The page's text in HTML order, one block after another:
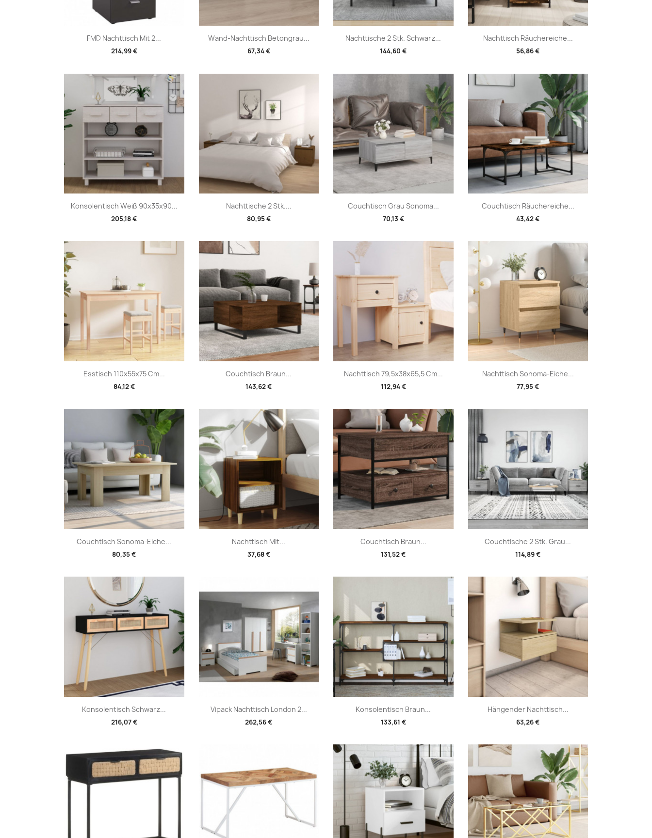
FMD Nachttisch Mit 2...
214,99 €
Vorschau Wand-Nachttisch Betongrau...
67,34 €
Vorschau Nachttische 2 Stk. Schwarz...
144,60 €
Vorschau Nachttisch Räuchereiche...
56,86 €
Vorschau
Konsolentisch Weiß 90x35x90...
205,18 €
Vorschau Nachttische 2 Stk....
80,95 €
Vorschau Couchtisch Grau Sonoma...
70,13 €
Vorschau Couchtisch Räuchereiche...
43,42 €
Vorschau
Esstisch 110x55x75 Cm...
84,12 €
 Vorschau Couchtisch Braun...
143,62 €
Vorschau Nachttisch 79,5x38x65,5 Cm...
112,94 €
Vorschau Nachttisch Sonoma-Eiche...
77,95 €
Vorschau
Couchtisch Sonoma-Eiche...
80,35 €
Vorschau Nachttisch Mit...
37,68 €
Vorschau Couchtisch Braun...
131,52 €
Vorschau Couchtische 2 Stk. Grau...
114,89 €
Vorschau
Konsolentisch Schwarz...
216,07 €
Vorschau Vipack Nachttisch London 2...
262,56 €
Vorschau Konsolentisch Braun...
133,61 €
Vorschau Hängender Nachttisch...
63,26 €
Vorschau